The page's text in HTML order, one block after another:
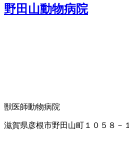
野田山動物病院
獣医師動物病院
滋賀県彦根市野田山町１０５８－１